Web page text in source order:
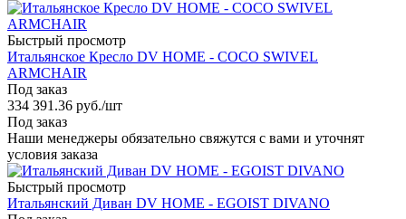
Быстрый просмотр
Итальянское Кресло DV HOME - COCO SWIVEL
ARMCHAIR
Под заказ
334 391.36 руб./шт
Под заказ
Наши менеджеры обязательно свяжутся с вами и уточнят
условия заказа
Быстрый просмотр
Итальянский Диван DV HOME - EGOIST DIVANO